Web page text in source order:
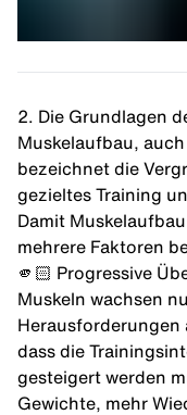
2. Die Grundlagen
Muskelaufbau, auch
bezeichnet die
gezieltes Training
Damit
mehrere Faktoren
🫵🏻 Progressive
Muskeln wachsen
Herausforderungen
dass die
gesteigert werden
Gewichte, mehr